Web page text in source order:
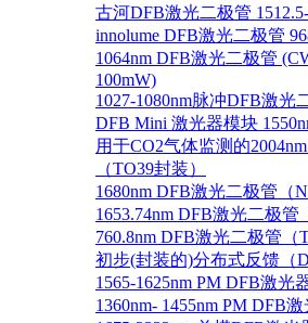
古河DFB激光二极管
innolume DFB激光二极管
1064nm DFB激光二极管
100mW)
1027-1080nm脉冲DFB激光
DFB Mini 激光器模块
用于CO2气体监测的
（TO39封装）
1680nm DFB激光二极管（
1653.74nm DFB激光二极管
760.8nm DFB激光二极管（
初步(封装的)分布式反馈（
1565-1625nm PM DFB激光
1360nm- 1455nm PM DFB